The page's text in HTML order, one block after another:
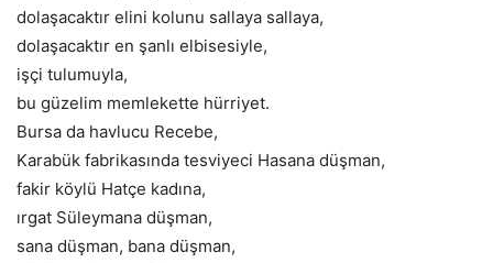
dolaşacaktır elini kolunu sallaya sallaya,
dolaşacaktır en şanlı elbisesiyle,
işçi tulumuyla,
bu güzelim memlekette hürriyet.
Bursa da havlucu Recebe,
Karabük fabrikasında tesviyeci Hasana düşman,
fakir köylü Hatçe kadına,
ırgat Süleymana düşman,
sana düşman, bana düşman,